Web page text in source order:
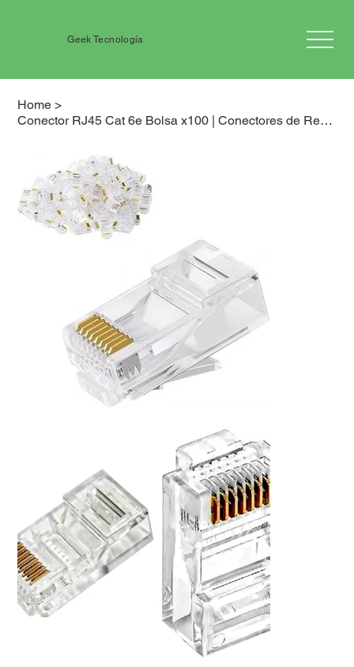
Geek Tecnología
Home >
Conector RJ45 Cat 6e Bolsa x100 | Conectores de Red de Alta calidad